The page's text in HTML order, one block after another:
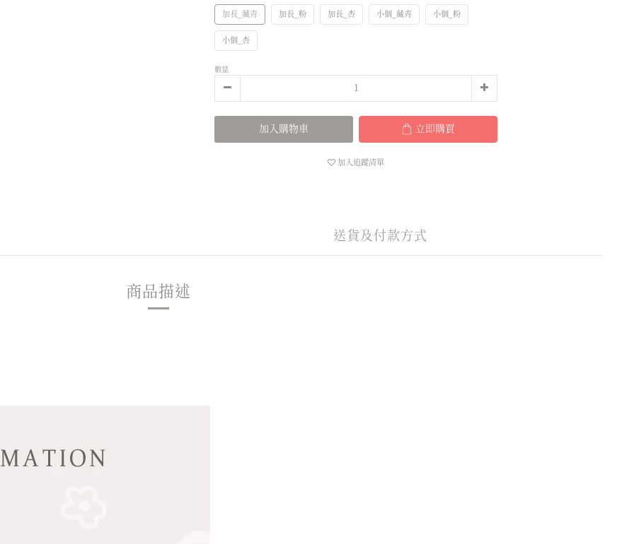
加長_藏青 加長_粉 加長_杏 小個_藏青 小個_粉
小個_杏
數量
加入購物車 立即購買
加入追蹤清單
送貨及付款方式
商品描述